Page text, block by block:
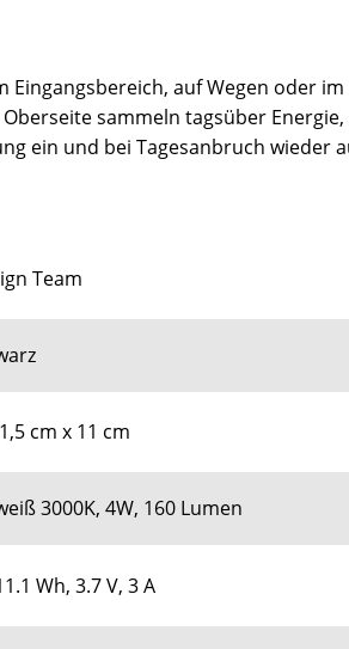
auf Wegen oder
sammeln tagsüber
ein und bei Tagesanbruch wieder
Team
cm x 11 cm
3000K, 4W, 160 Lumen
Wh, 3.7 V, 3 A